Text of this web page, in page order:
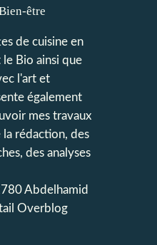
de cuisine en
Bio ainsi que
l'art et
également
mes travaux
rédaction, des
des analyses
Abdelhamid
Overblog